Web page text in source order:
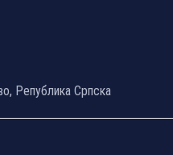
Република Српска